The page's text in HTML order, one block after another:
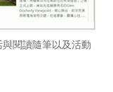
閱讀隨筆以及活動